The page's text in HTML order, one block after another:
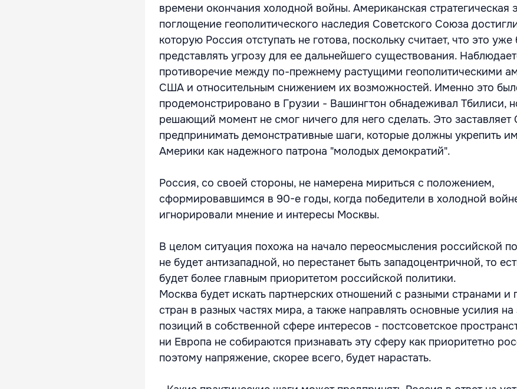
времени окончания холодной войны. Американская стратегическая
поглощение геополитического наследия Советского Союза
которую Россия отступать не готова, поскольку считает, что это уже
представлять угрозу для ее дальнейшего существования.
противоречие между по-прежнему растущими геополитическими
США и относительным снижением их возможностей. Именно это
продемонстрировано в Грузии - Вашингтон обнадеживал Тбилиси,
решающий момент не смог ничего для него сделать. Это
предпринимать демонстративные шаги, которые должны укрепить
Америки как надежного патрона "молодых демократий".
Россия, со своей стороны, не намерена мириться с положением,
сформировавшимся в 90-е годы, когда победители в холодной
игнорировали мнение и интересы Москвы.
В целом ситуация похожа на начало переосмысления российской
не будет антизападной, но перестанет быть западоцентричной, то
будет более главным приоритетом российской политики.
Москва будет искать партнерских отношений с разными странами и
стран в разных частях мира, а также направлять основные усилия
позиций в собственной сфере интересов - постсоветское
ни Европа не собираются признавать эту сферу как приоритетно
поэтому напряжение, скорее всего, будет нарастать.